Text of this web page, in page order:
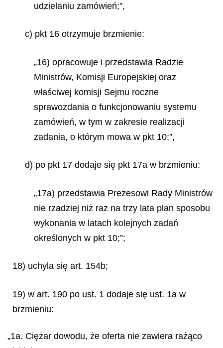
udzielaniu zamówień;”,
c) pkt 16 otrzymuje brzmienie:
„16) opracowuje i przedstawia Radzie
Ministrów, Komisji Europejskiej oraz
właściwej komisji Sejmu roczne
sprawozdania o funkcjonowaniu systemu
zamówień, w tym w zakresie realizacji
zadania, o którym mowa w pkt 10;”,
d) po pkt 17 dodaje się pkt 17a w brzmieniu:
„17a) przedstawia Prezesowi Rady Ministrów
nie rzadziej niż raz na trzy lata plan sposobu
wykonania w latach kolejnych zadań
określonych w pkt 10;”;
18) uchyla się art. 154b;
19) w art. 190 po ust. 1 dodaje się ust. 1a w
brzmieniu:
„1a. Ciężar dowodu, że oferta nie zawiera rażąco